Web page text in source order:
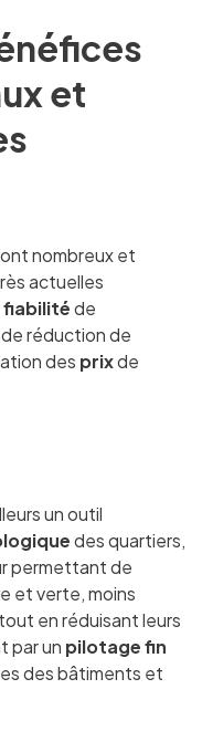
et
nombreux et
actuelles
fiabilitéde
réduction de
des prixde
un outil
des quartiers,
permettant de
et verte, moins
en réduisant leurs
par un pilotage fin
des bâtiments et